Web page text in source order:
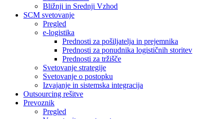
Bližnji in Srednji Vzhod
SCM svetovanje
Pregled
e-logistika
Prednosti za pošiljatelja in prejemnika
Prednosti za ponudnika logističnih storitev
Prednosti za tržišče
Svetovanje strategije
Svetovanje o postopku
Izvajanje in sistemska integracija
Outsourcing rešitve
Prevoznik
Pregled